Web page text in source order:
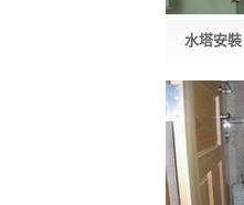
水塔安裝